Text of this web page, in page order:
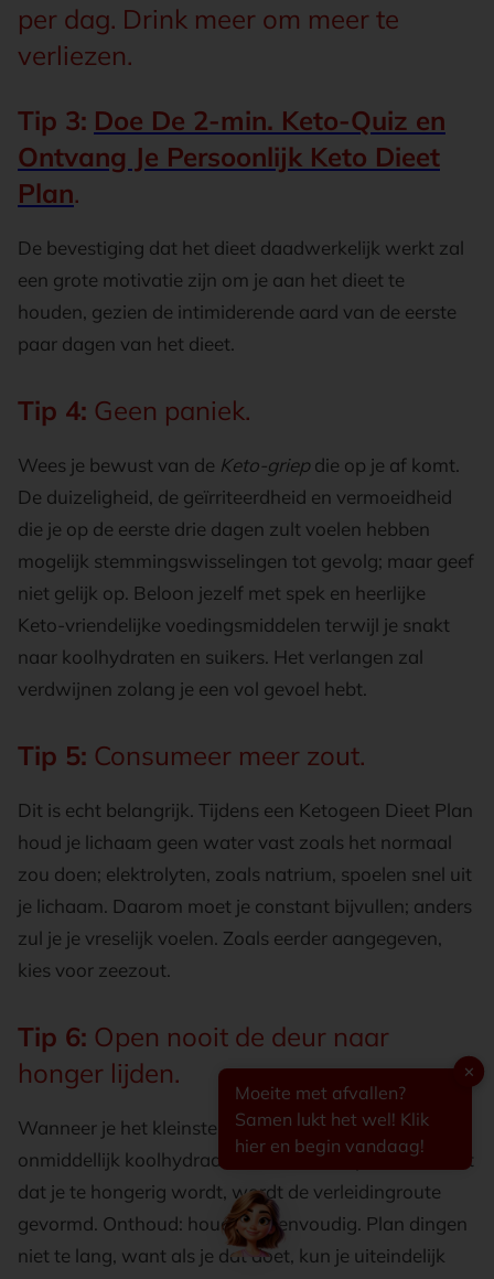
per dag. Drink meer om meer te
verliezen.
Tip 3: Doe De 2-min. Keto-Quiz en
Ontvang Je Persoonlijk Keto Dieet
Plan.
De bevestiging dat het dieet daadwerkelijk werkt zal
een grote motivatie zijn om je aan het dieet te
houden, gezien de intimiderende aard van de eerste
paar dagen van het dieet.
Tip 4: Geen paniek.
Wees je bewust van de Keto-griepdie op je af komt.
De duizeligheid, de geïrriteerdheid en vermoeidheid
die je op de eerste drie dagen zult voelen hebben
mogelijk stemmingswisselingen tot gevolg; maar geef
niet gelijk op. Beloon jezelf met spek en heerlijke
Keto-vriendelijke voedingsmiddelen terwijl je snakt
naar koolhydraten en suikers. Het verlangen zal
verdwijnen zolang je een vol gevoel hebt.
Tip 5: Consumeer meer zout.
Dit is echt belangrijk. Tijdens een Ketogeen Dieet Plan
houd je lichaam geen water vast zoals het normaal
zou doen; elektrolyten, zoals natrium, spoelen snel uit
je lichaam. Daarom moet je constant bijvullen; anders
zul je je vreselijk voelen. Zoals eerder aangegeven,
kies voor zeezout.
Tip 6: Open nooit de deur naar
honger lijden.
Wanneer je het kleinste beetje honger voelt, eet dan
onmiddellijk koolhydraatarm voedsel. Op het moment
dat je te hongerig wordt, wordt de verleidingroute
gevormd. Onthoud: houd het eenvoudig. Plan dingen
niet te lang, want als je dat doet, kun je uiteindelijk
✕
Moeite met afvallen?
Samen lukt het wel! Klik
hier en begin vandaag!